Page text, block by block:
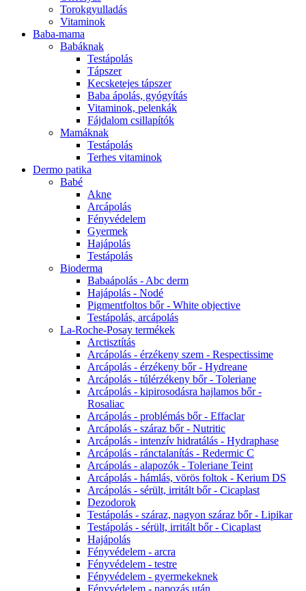
Torokgyulladás
Vitaminok
Baba-mama
Babáknak
Testápolás
Tápszer
Kecsketejes tápszer
Baba ápolás, gyógyítás
Vitaminok, pelenkák
Fájdalom csillapítók
Mamáknak
Testápolás
Terhes vitaminok
Dermo patika
Babé
Akne
Arcápolás
Fényvédelem
Gyermek
Hajápolás
Testápolás
Bioderma
Babaápolás - Abc derm
Hajápolás - Nodé
Pigmentfoltos bőr - White objective
Testápolás, arcápolás
La-Roche-Posay termékek
Arctisztítás
Arcápolás - érzékeny szem - Respectissime
Arcápolás - érzékeny bőr - Hydreane
Arcápolás - túlérzékeny bőr - Toleriane
Arcápolás - kipirosodásra hajlamos bőr -
Rosaliac
Arcápolás - problémás bőr - Effaclar
Arcápolás - száraz bőr - Nutritic
Arcápolás - intenzív hidratálás - Hydraphase
Arcápolás - ránctalanítás - Redermic C
Arcápolás - alapozók - Toleriane Teint
Arcápolás - hámlás, vörös foltok - Kerium DS
Arcápolás - sérült, irritált bőr - Cicaplast
Dezodorok
Testápolás - száraz, nagyon száraz bőr - Lipikar
Testápolás - sérült, irritált bőr - Cicaplast
Hajápolás
Fényvédelem - arcra
Fényvédelem - testre
Fényvédelem - gyermekeknek
Fényvédelem - napozás után